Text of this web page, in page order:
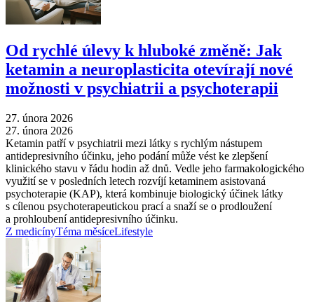
Od rychlé úlevy k hluboké změně: Jak
ketamin a neuroplasticita otevírají nové
možnosti v psychiatrii a psychoterapii
27. února 2026
27. února 2026
Ketamin patří v psychiatrii mezi látky s rychlým nástupem
antidepresivního účinku, jeho podání může vést ke zlepšení
klinického stavu v řádu hodin až dnů. Vedle jeho farmakologického
využití se v posledních letech rozvíjí ketaminem asistovaná
psychoterapie (KAP), která kombinuje biologický účinek látky
s cílenou psychoterapeutickou prací a snaží se o prodloužení
a prohloubení antidepresivního účinku.
Z medicínyTéma měsíceLifestyle